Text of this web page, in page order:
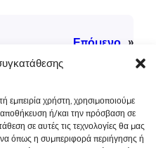
εμπειρία χρήστη, χρησιμοποιούμε
ή/και την πρόσβαση σε
σε αυτές τις τεχνολογίες θα μας
όπως η συμπεριφορά περιήγησης ή
Επόμενο »